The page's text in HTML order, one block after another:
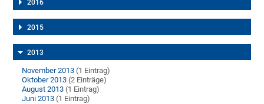
2016
2015
2013
November 2013 (1 Eintrag)
Oktober 2013 (2 Einträge)
August 2013 (1 Eintrag)
Juni 2013 (1 Eintrag)